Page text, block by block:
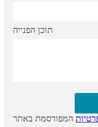
תוכן הפנייה
המפורסמת באתר